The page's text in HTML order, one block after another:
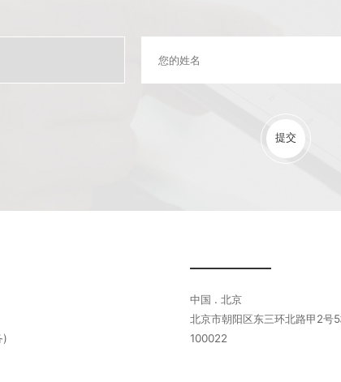
提交
)
中国 . 北京
北京市朝阳区东三环北路甲2号
100022